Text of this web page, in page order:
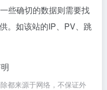
些确切的数据则需要找
。如该站的IP、PV、跳
都来源于网络，不保证外